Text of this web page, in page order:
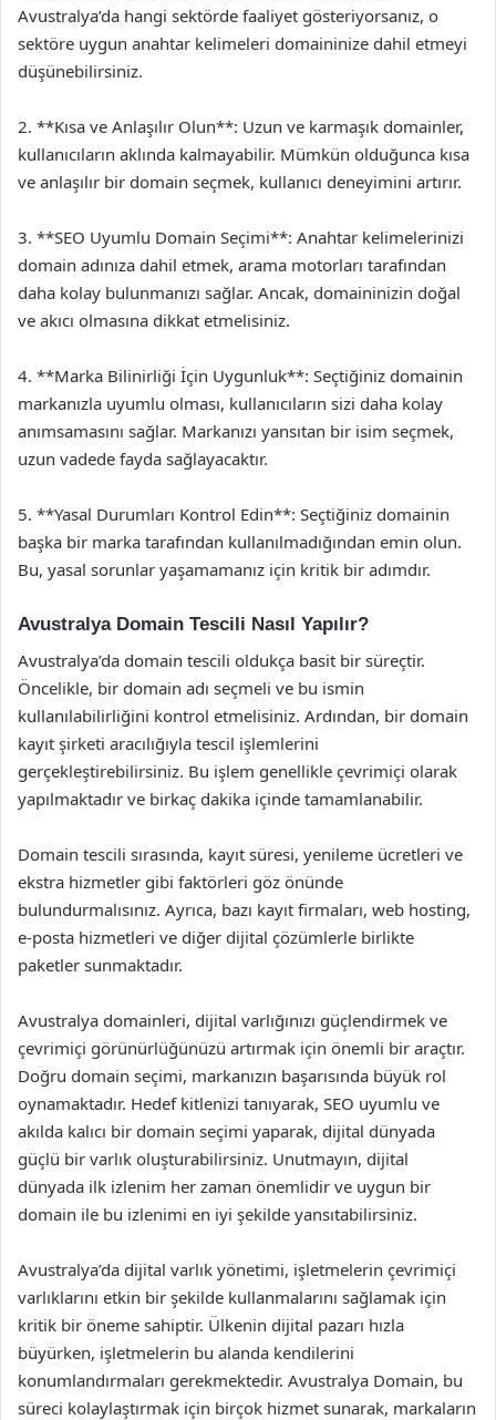
Avustralya’da hangi sektörde faaliyet gösteriyorsanız, o
sektöre uygun anahtar kelimeleri domaininize dahil etmeyi
düşünebilirsiniz.
2. **Kısa ve Anlaşılır Olun**: Uzun ve karmaşık domainler,
kullanıcıların aklında kalmayabilir. Mümkün olduğunca kısa
ve anlaşılır bir domain seçmek, kullanıcı deneyimini artırır.
3. **SEO Uyumlu Domain Seçimi**: Anahtar kelimelerinizi
domain adınıza dahil etmek, arama motorları tarafından
daha kolay bulunmanızı sağlar. Ancak, domaininizin doğal
ve akıcı olmasına dikkat etmelisiniz.
4. **Marka Bilinirliği İçin Uygunluk**: Seçtiğiniz domainin
markanızla uyumlu olması, kullanıcıların sizi daha kolay
anımsamasını sağlar. Markanızı yansıtan bir isim seçmek,
uzun vadede fayda sağlayacaktır.
5. **Yasal Durumları Kontrol Edin**: Seçtiğiniz domainin
başka bir marka tarafından kullanılmadığından emin olun.
Bu, yasal sorunlar yaşamamanız için kritik bir adımdır.
Avustralya Domain Tescili Nasıl Yapılır?
Avustralya’da domain tescili oldukça basit bir süreçtir.
Öncelikle, bir domain adı seçmeli ve bu ismin
kullanılabilirliğini kontrol etmelisiniz. Ardından, bir domain
kayıt şirketi aracılığıyla tescil işlemlerini
gerçekleştirebilirsiniz. Bu işlem genellikle çevrimiçi olarak
yapılmaktadır ve birkaç dakika içinde tamamlanabilir.
Domain tescili sırasında, kayıt süresi, yenileme ücretleri ve
ekstra hizmetler gibi faktörleri göz önünde
bulundurmalısınız. Ayrıca, bazı kayıt firmaları, web hosting,
e-posta hizmetleri ve diğer dijital çözümlerle birlikte
paketler sunmaktadır.
Avustralya domainleri, dijital varlığınızı güçlendirmek ve
çevrimiçi görünürlüğünüzü artırmak için önemli bir araçtır.
Doğru domain seçimi, markanızın başarısında büyük rol
oynamaktadır. Hedef kitlenizi tanıyarak, SEO uyumlu ve
akılda kalıcı bir domain seçimi yaparak, dijital dünyada
güçlü bir varlık oluşturabilirsiniz. Unutmayın, dijital
dünyada ilk izlenim her zaman önemlidir ve uygun bir
domain ile bu izlenimi en iyi şekilde yansıtabilirsiniz.
Avustralya’da dijital varlık yönetimi, işletmelerin çevrimiçi
varlıklarını etkin bir şekilde kullanmalarını sağlamak için
kritik bir öneme sahiptir. Ülkenin dijital pazarı hızla
büyürken, işletmelerin bu alanda kendilerini
konumlandırmaları gerekmektedir. Avustralya Domain, bu
süreci kolaylaştırmak için birçok hizmet sunarak, markaların